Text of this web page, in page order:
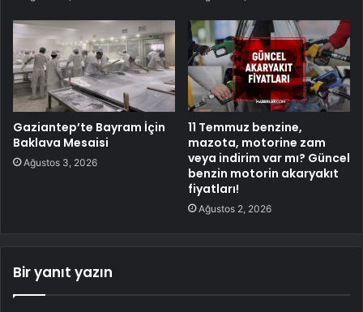
Gaziantep’te Bayram İçin
Baklava Mesaisi
Ağustos 3, 2026
11 Temmuz benzine,
mazota, motorine zam
veya indirim var mı? Güncel
benzin motorin akaryakıt
fiyatları!
Ağustos 2, 2026
Bir yanıt yazın